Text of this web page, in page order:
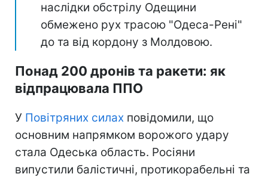
наслідки обстрілу Одещини
обмежено рух трасою "Одеса-Рені"
до та від кордону з Молдовою.
Понад 200 дронів та ракети: як
відпрацювала ППО
У Повітряних силах повідомили, що
основним напрямком ворожого удару
стала Одеська область. Росіяни
випустили балістичні, протикорабельні та